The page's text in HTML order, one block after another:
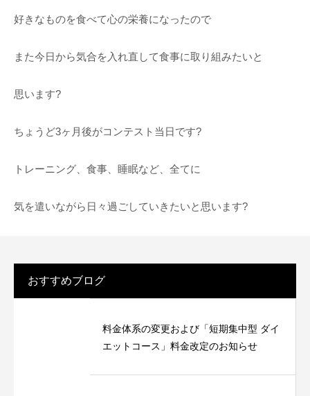
好きなものを食べて心の栄養になったので
また今日から気合を入れ直して食事に取り組みたいと
思います?
ちょうど3ヶ月後がコンテスト当日です?
トレーニング、食事、睡眠など、全てに
気を遣いながら日々過ごしていきたいと思います?
おすすめブログ
料金体系の変更および「短期集中型 ダイ
エットコース」料金改定のお知らせ